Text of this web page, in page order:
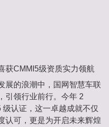
获CMMI5级资质实力领航
展的浪潮中，国网智慧车联
引领行业前行。今年 2
认证，这一卓越成就不仅
认可，更是为开启未来辉煌